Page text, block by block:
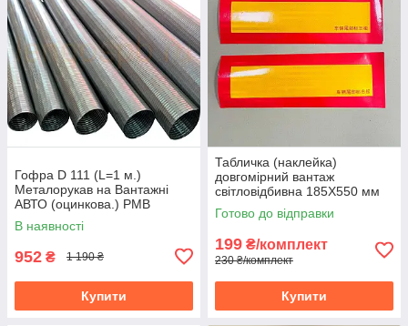
Гофра D 111 (L=1 м.)
Металорукав на Вантажні
АВТО (оцинкова.) РМВ
110х1000
В наявності
952 ₴ 1 190 ₴
Купити
Табличка (наклейка)
довгомірний вантаж
світловідбивна 185Х550 мм
(ціна за пару) 8756975
Готово до відправки
199 ₴/комплект
230 ₴/комплект
Купити